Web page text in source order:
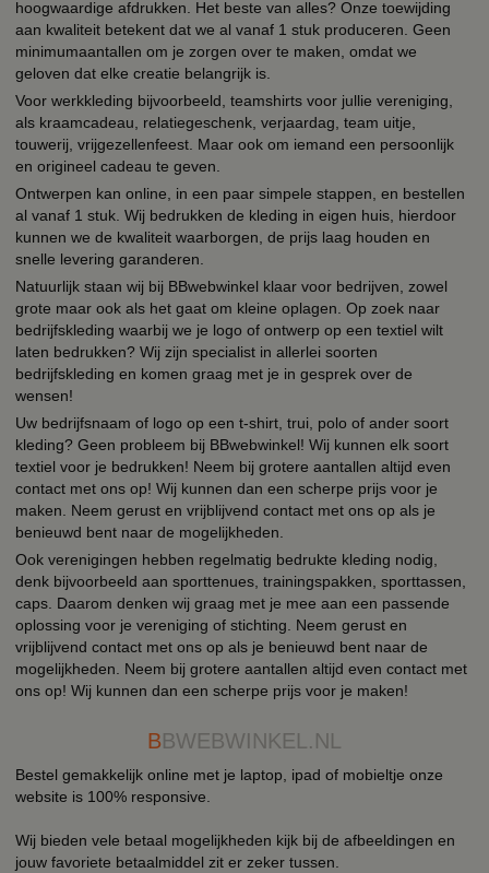
hoogwaardige afdrukken. Het beste van alles? Onze toewijding
aan kwaliteit betekent dat we al vanaf 1 stuk produceren. Geen
minimumaantallen om je zorgen over te maken, omdat we
geloven dat elke creatie belangrijk is.
Voor werkkleding bijvoorbeeld, teamshirts voor jullie vereniging,
als kraamcadeau, relatiegeschenk, verjaardag, team uitje,
touwerij, vrijgezellenfeest. Maar ook om iemand een persoonlijk
en origineel cadeau te geven.
Ontwerpen kan online, in een paar simpele stappen, en bestellen
al vanaf 1 stuk. Wij bedrukken de kleding in eigen huis, hierdoor
kunnen we de kwaliteit waarborgen, de prijs laag houden en
snelle levering garanderen.
Natuurlijk staan wij bij BBwebwinkel klaar voor bedrijven, zowel
grote maar ook als het gaat om kleine oplagen. Op zoek naar
bedrijfskleding waarbij we je logo of ontwerp op een textiel wilt
laten bedrukken? Wij zijn specialist in allerlei soorten
bedrijfskleding en komen graag met je in gesprek over de
wensen!
Uw bedrijfsnaam of logo op een t-shirt, trui, polo of ander soort
kleding? Geen probleem bij BBwebwinkel! Wij kunnen elk soort
textiel voor je bedrukken! Neem bij grotere aantallen altijd even
contact met ons op! Wij kunnen dan een scherpe prijs voor je
maken. Neem gerust en vrijblijvend contact met ons op als je
benieuwd bent naar de mogelijkheden.
Ook verenigingen hebben regelmatig bedrukte kleding nodig,
denk bijvoorbeeld aan sporttenues, trainingspakken, sporttassen,
caps. Daarom denken wij graag met je mee aan een passende
oplossing voor je vereniging of stichting. Neem gerust en
vrijblijvend contact met ons op als je benieuwd bent naar de
mogelijkheden. Neem bij grotere aantallen altijd even contact met
ons op! Wij kunnen dan een scherpe prijs voor je maken!
BBWEBWINKEL.NL
Bestel gemakkelijk online met je laptop, ipad of mobieltje onze
website is 100% responsive.
Wij bieden vele betaal mogelijkheden kijk bij de afbeeldingen en
jouw favoriete betaalmiddel zit er zeker tussen.